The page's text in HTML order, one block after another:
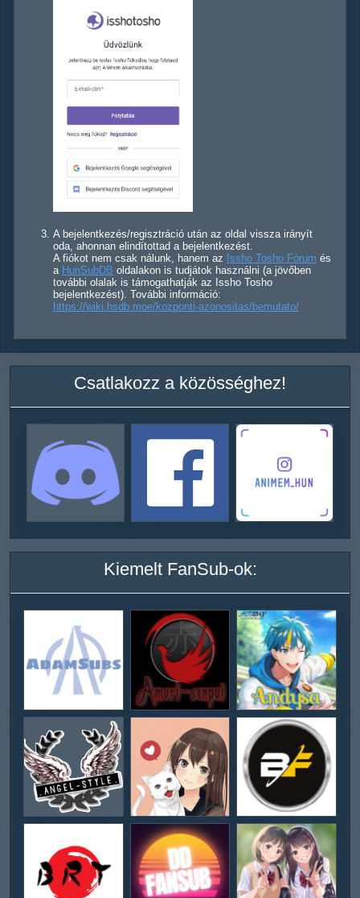
A bejelentkezés/regisztráció után az oldal vissza irányít
oda, ahonnan elindítottad a bejelentkezést.
A fiókot nem csak nálunk, hanem az Issho Tosho Fórum és
a HunSubDB oldalakon is tudjátok használni (a jövőben
további olalak is támogathatják az Issho Tosho
bejelentkezést). További információ:
https://wiki.hsdb.moe/kozponti-azonositas/bemutato/
Csatlakozz a közösséghez!
Kiemelt FanSub-ok: